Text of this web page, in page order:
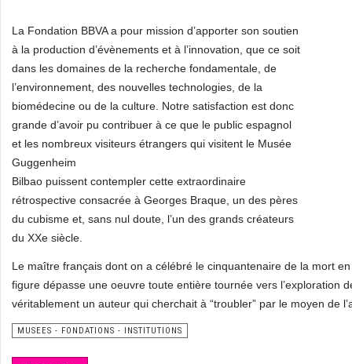
La Fondation BBVA a pour mission d’apporter son soutien
à la production d’évènements et à l’innovation, que ce soit
dans les domaines de la recherche fondamentale, de
l’environnement, des nouvelles technologies, de la
biomédecine ou de la culture. Notre satisfaction est donc
grande d’avoir pu contribuer à ce que le public espagnol
et les nombreux visiteurs étrangers qui visitent le Musée
Guggenheim
Bilbao puissent contempler cette extraordinaire
rétrospective consacrée à Georges Braque, un des pères
du cubisme et, sans nul doute, l’un des grands créateurs
du XXe siècle.
Le maître français dont on a célébré le cinquantenaire de la mort
figure dépasse une oeuvre toute entière tournée vers l’exploration
véritablement un auteur qui cherchait à “troubler” par le moyen de
MUSEES - FONDATIONS - INSTITUTIONS